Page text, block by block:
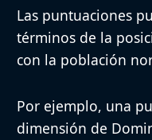
Las puntuaciones
términos de la
con la población
Por ejemplo, una
dimensión de